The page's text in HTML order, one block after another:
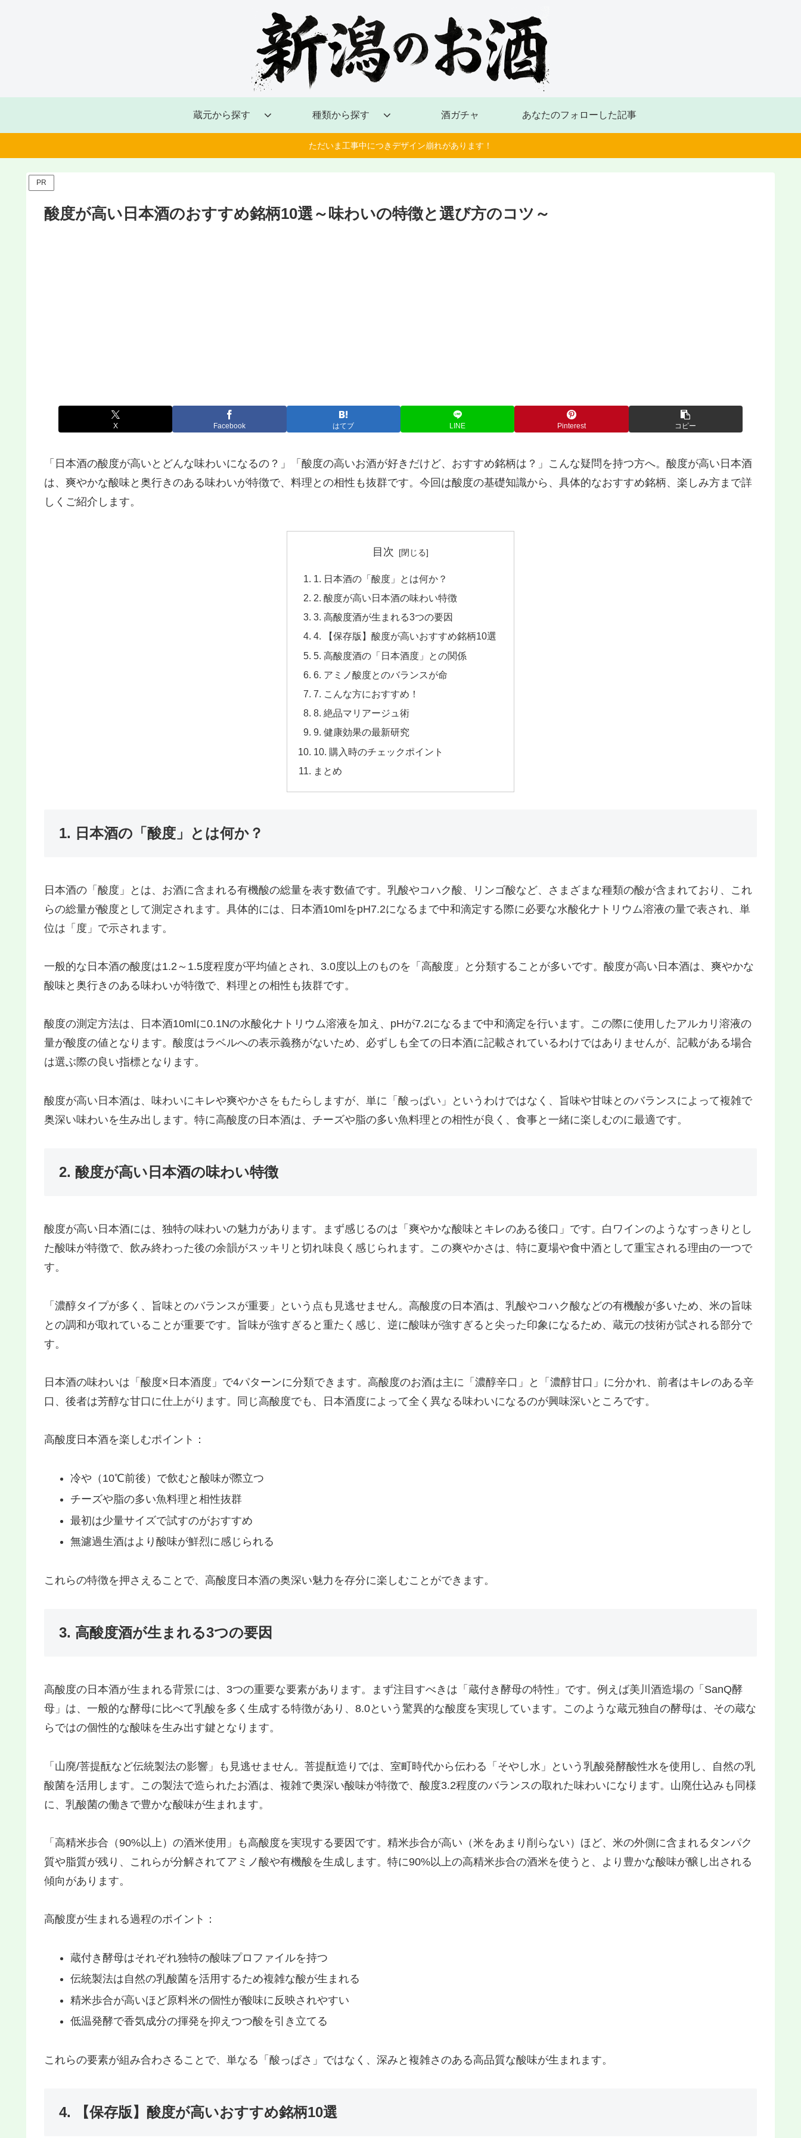
蔵元から探す 種類から探す 酒ガチャ あなたのフォローした記事
ただいま工事中につきデザイン崩れがあります！
PR
酸度が高い日本酒のおすすめ銘柄10選～味わいの特徴と選び方のコツ～
X Facebook はてブ LINE Pinterest コピー
「日本酒の酸度が高いとどんな味わいになるの？」「酸度の高いお酒が好きだけど、おすすめ銘柄は？」こんな疑問を持つ方へ。酸度が高い日本酒
は、爽やかな酸味と奥行きのある味わいが特徴で、料理との相性も抜群です。今回は酸度の基礎知識から、具体的なおすすめ銘柄、楽しみ方まで詳
しくご紹介します。
目次
1. 日本酒の「酸度」とは何か？
2. 酸度が高い日本酒の味わい特徴
3. 高酸度酒が生まれる3つの要因
4. 【保存版】酸度が高いおすすめ銘柄10選
5. 高酸度酒の「日本酒度」との関係
6. アミノ酸度とのバランスが命
7. こんな方におすすめ！
8. 絶品マリアージュ術
9. 健康効果の最新研究
10. 購入時のチェックポイント
まとめ
1. 日本酒の「酸度」とは何か？
日本酒の「酸度」とは、お酒に含まれる有機酸の総量を表す数値です。乳酸やコハク酸、リンゴ酸など、さまざまな種類の酸が含まれており、これ
らの総量が酸度として測定されます。具体的には、日本酒10mlをpH7.2になるまで中和滴定する際に必要な水酸化ナトリウム溶液の量で表され、単
位は「度」で示されます。
一般的な日本酒の酸度は1.2～1.5度程度が平均値とされ、3.0度以上のものを「高酸度」と分類することが多いです。酸度が高い日本酒は、爽やかな
酸味と奥行きのある味わいが特徴で、料理との相性も抜群です。
酸度の測定方法は、日本酒10mlに0.1Nの水酸化ナトリウム溶液を加え、pHが7.2になるまで中和滴定を行います。この際に使用したアルカリ溶液の
量が酸度の値となります。酸度はラベルへの表示義務がないため、必ずしも全ての日本酒に記載されているわけではありませんが、記載がある場合
は選ぶ際の良い指標となります。
酸度が高い日本酒は、味わいにキレや爽やかさをもたらしますが、単に「酸っぱい」というわけではなく、旨味や甘味とのバランスによって複雑で
奥深い味わいを生み出します。特に高酸度の日本酒は、チーズや脂の多い魚料理との相性が良く、食事と一緒に楽しむのに最適です。
2. 酸度が高い日本酒の味わい特徴
酸度が高い日本酒には、独特の味わいの魅力があります。まず感じるのは「爽やかな酸味とキレのある後口」です。白ワインのようなすっきりとし
た酸味が特徴で、飲み終わった後の余韻がスッキリと切れ味良く感じられます。この爽やかさは、特に夏場や食中酒として重宝される理由の一つで
す。
「濃醇タイプが多く、旨味とのバランスが重要」という点も見逃せません。高酸度の日本酒は、乳酸やコハク酸などの有機酸が多いため、米の旨味
との調和が取れていることが重要です。旨味が強すぎると重たく感じ、逆に酸味が強すぎると尖った印象になるため、蔵元の技術が試される部分で
す。
日本酒の味わいは「酸度×日本酒度」で4パターンに分類できます。高酸度のお酒は主に「濃醇辛口」と「濃醇甘口」に分かれ、前者はキレのある辛
口、後者は芳醇な甘口に仕上がります。同じ高酸度でも、日本酒度によって全く異なる味わいになるのが興味深いところです。
高酸度日本酒を楽しむポイント：
冷や（10℃前後）で飲むと酸味が際立つ
チーズや脂の多い魚料理と相性抜群
最初は少量サイズで試すのがおすすめ
無濾過生酒はより酸味が鮮烈に感じられる
これらの特徴を押さえることで、高酸度日本酒の奥深い魅力を存分に楽しむことができます。
3. 高酸度酒が生まれる3つの要因
高酸度の日本酒が生まれる背景には、3つの重要な要素があります。まず注目すべきは「蔵付き酵母の特性」です。例えば美川酒造場の「SanQ酵
母」は、一般的な酵母に比べて乳酸を多く生成する特徴があり、8.0という驚異的な酸度を実現しています。このような蔵元独自の酵母は、その蔵な
らではの個性的な酸味を生み出す鍵となります。
「山廃/菩提酛など伝統製法の影響」も見逃せません。菩提酛造りでは、室町時代から伝わる「そやし水」という乳酸発酵酸性水を使用し、自然の乳
酸菌を活用します。この製法で造られたお酒は、複雑で奥深い酸味が特徴で、酸度3.2程度のバランスの取れた味わいになります。山廃仕込みも同様
に、乳酸菌の働きで豊かな酸味が生まれます。
「高精米歩合（90%以上）の酒米使用」も高酸度を実現する要因です。精米歩合が高い（米をあまり削らない）ほど、米の外側に含まれるタンパク
質や脂質が残り、これらが分解されてアミノ酸や有機酸を生成します。特に90%以上の高精米歩合の酒米を使うと、より豊かな酸味が醸し出される
傾向があります。
高酸度が生まれる過程のポイント：
蔵付き酵母はそれぞれ独特の酸味プロファイルを持つ
伝統製法は自然の乳酸菌を活用するため複雑な酸が生まれる
精米歩合が高いほど原料米の個性が酸味に反映されやすい
低温発酵で香気成分の揮発を抑えつつ酸を引き立てる
これらの要素が組み合わさることで、単なる「酸っぱさ」ではなく、深みと複雑さのある高品質な酸味が生まれます。
4. 【保存版】酸度が高いおすすめ銘柄10選